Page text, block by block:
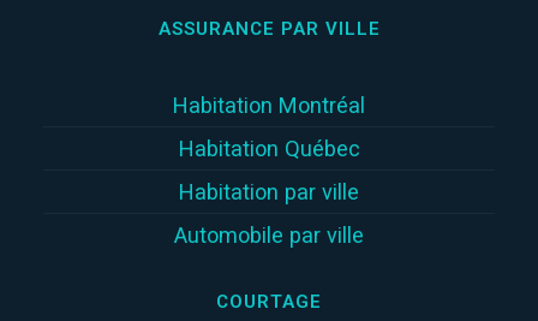
ASSURANCE PAR VILLE
Habitation Montréal
Habitation Québec
Habitation par ville
Automobile par ville
COURTAGE